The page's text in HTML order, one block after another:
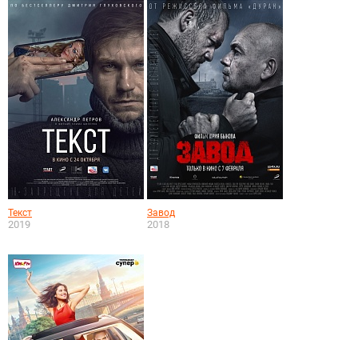
Текст
2019
Завод
2018